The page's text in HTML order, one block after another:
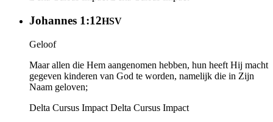
Johannes 1:12HSV
Geloof
Maar allen die Hem aangenomen hebben, hun heeft Hij macht
gegeven kinderen van God te worden, namelijk die in Zijn
Naam geloven;
Delta Cursus Impact Delta Cursus Impact